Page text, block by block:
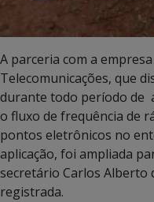
A parceria com a
Telecomunicações, que
durante todo período de
o fluxo de frequência de
pontos eletrônicos no
aplicação, foi ampliada
secretário Carlos Alberto
registrada.